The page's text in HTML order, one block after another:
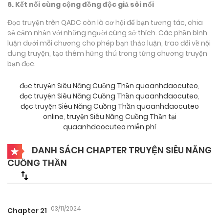
6. Kết nối cùng cộng đồng độc giả sôi nổi
Đọc truyện trên QADC còn là cơ hội để bạn tương tác, chia
sẻ cảm nhận với những người cùng sở thích. Các phần bình
luận dưới mỗi chương cho phép bạn thảo luận, trao đổi về nội
dung truyện, tạo thêm hứng thú trong từng chương truyện
bạn đọc.
đọc truyện Siêu Năng Cuồng Thần quaanhdaocuteo,
đọc truyện Siêu Năng Cuồng Thần quaanhdaocuteo,
đọc truyện Siêu Năng Cuồng Thần quaanhdaocuteo
online, truyện Siêu Năng Cuồng Thần tại
quaanhdaocuteo miễn phí
DANH SÁCH CHAPTER TRUYỆN SIÊU NĂNG
CUỒNG THẦN
Chapter 21 03/11/2024